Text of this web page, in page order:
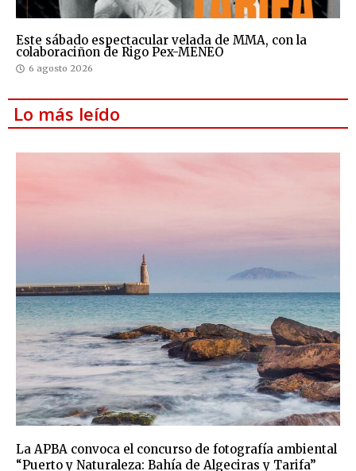
Este sábado espectacular velada de MMA, con la
colaboraciñon de Rigo Pex-MENEO
6 agosto 2026
Lo más leído
La APBA convoca el concurso de fotografía ambiental
“Puerto y Naturaleza: Bahía de Algeciras y Tarifa”